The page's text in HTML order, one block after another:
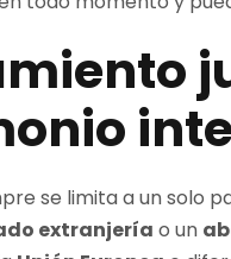
se limita a un solo
extranjería o un